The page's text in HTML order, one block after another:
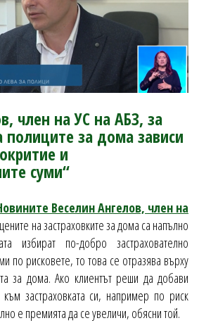
член на УС на АБЗ, за
полиците за дома зависи
и
суми“
Веселин Ангелов, член на
на застраховките за дома са напълно
избират по-добро застрахователно
по рисковете, то това се отразява върху
за дома. Ако клиентът реши да добави
застраховката си, например по риск
е премията да се увеличи, обясни той.